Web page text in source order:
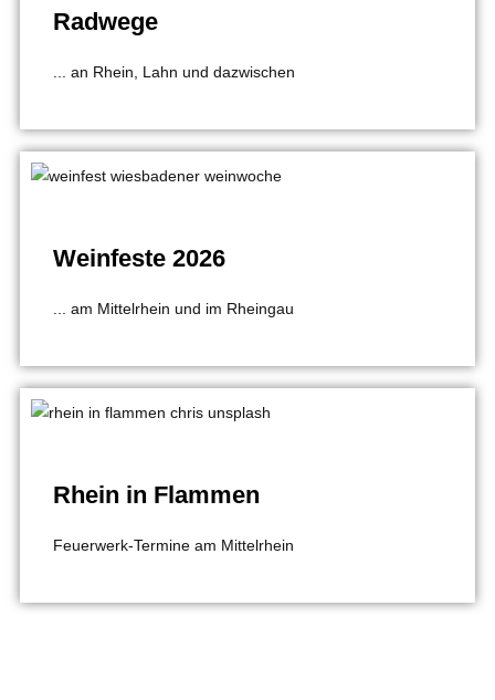
Radwege
... an Rhein, Lahn und dazwischen
Weinfeste 2026
... am Mittelrhein und im Rheingau
Rhein in Flammen
Feuerwerk-Termine am Mittelrhein